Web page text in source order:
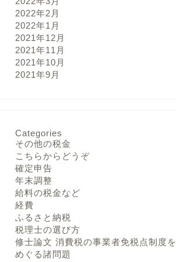
2022年2月
2022年1月
2021年12月
2021年11月
2021年10月
2021年9月
Categories
その他の税金
こちらからどうぞ
確定申告
年末調整
給料の税金など
経費
ふるさと納税
税理士の選び方
修士論文 消費税の事業者免税点制度を
めぐる諸問題